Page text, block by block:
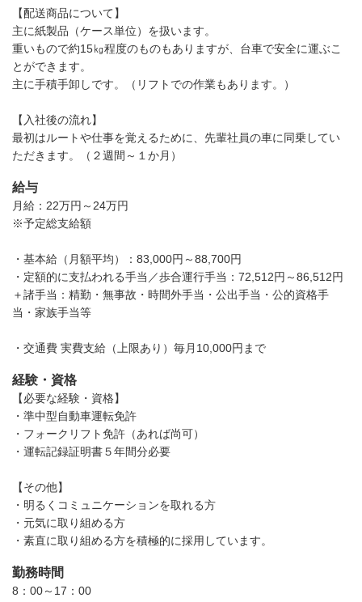
【配送商品について】
主に紙製品（ケース単位）を扱います。
重いもので約15㎏程度のものもありますが、台車で安全に運ぶこ
とができます。
主に手積手卸しです。（リフトでの作業もあります。）
【入社後の流れ】
最初はルートや仕事を覚えるために、先輩社員の車に同乗してい
ただきます。（２週間～１か月）
給与
月給：22万円～24万円
※予定総支給額
・基本給（月額平均）：83,000円～88,700円
・定額的に支払われる手当／歩合運行手当：72,512円～86,512円
＋諸手当：精勤・無事故・時間外手当・公出手当・公的資格手
当・家族手当等
・交通費 実費支給（上限あり）毎月10,000円まで
経験・資格
【必要な経験・資格】
・準中型自動車運転免許
・フォークリフト免許（あれば尚可）
・運転記録証明書５年間分必要
【その他】
・明るくコミュニケーションを取れる方
・元気に取り組める方
・素直に取り組める方を積極的に採用しています。
勤務時間
8：00～17：00